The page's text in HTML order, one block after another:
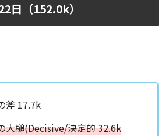
日（152.0k）
斧 17.7k
大槌(Decisive/決定的 32.6k